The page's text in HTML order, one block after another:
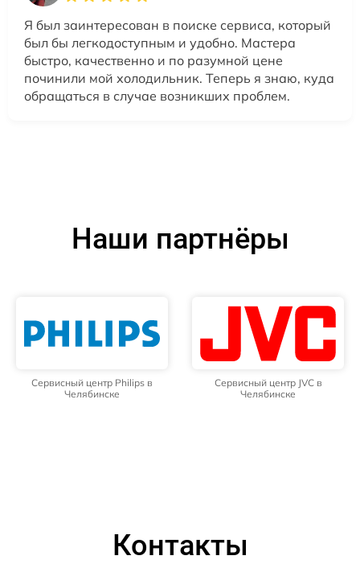
Я был заинтересован в поиске сервиса, который
был бы легкодоступным и удобно. Мастера
быстро, качественно и по разумной цене
починили мой холодильник. Теперь я знаю, куда
обращаться в случае возникших проблем.
Наши партнёры
Сервисный центр Philips в
Челябинске
Сервисный центр JVC в
Челябинске
Контакты